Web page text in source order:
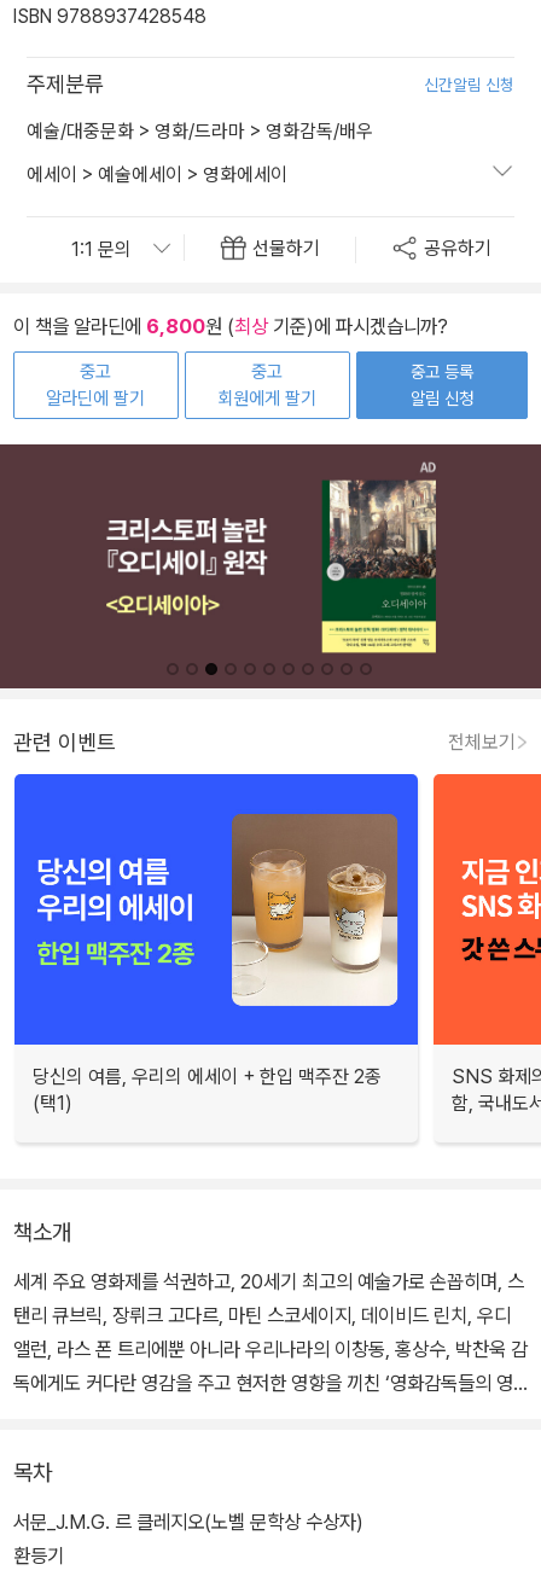
ISBN 9788937428548
주제분류 신간알림 신청
예술/대중문화 > 영화/드라마 > 영화감독/배우
에세이 > 예술에세이 > 영화에세이
선물하기 공유하기
이 책을 알라딘에 6,800원 (최상기준)에 파시겠습니까?
중고
알라딘에 팔기
중고
회원에게 팔기
중고 등록
알림 신청
관련 이벤트 전체보기
당신의 여름, 우리의 에세이 + 한입 맥주잔 2종
(택1)
SNS 화제
함, 국내도
책소개
세계 주요 영화제를 석권하고, 20세기 최고의 예술가로 손꼽히며, 스
탠리 큐브릭, 장뤼크 고다르, 마틴 스코세이지, 데이비드 린치, 우디
앨런, 라스 폰 트리에뿐 아니라 우리나라의 이창동, 홍상수, 박찬욱 감
독에게도 커다란 영감을 주고 현저한 영향을 끼친 ‘영화감독들의 영
잉마르 베리만은 「제7의 봉인」과 「산딸기」, 「페르소나」와 「화니와 알
렉산더」에 이르기까지 이미 고전을 넘어 전설이 된 수많은 작품을 연
출한 스웨덴의 영화감독이다. 심오하고 상징적이며 대담할 정도로 실
목차
서문_J.M.G. 르 클레지오(노벨 문학상 수상자)
환등기